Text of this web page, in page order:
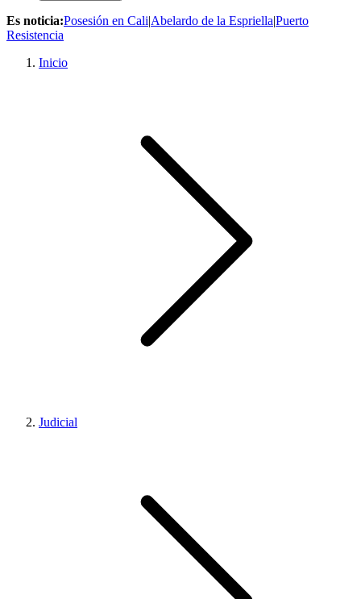
Es noticia:Posesión en Cali|Abelardo de la Espriella|Puerto
Resistencia
Inicio
Judicial